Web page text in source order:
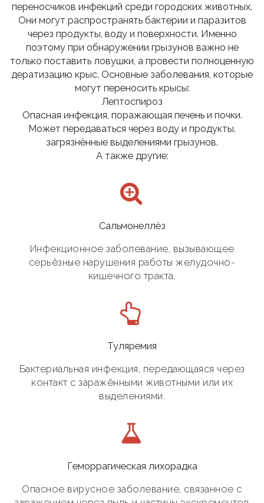
переносчиков инфекций среди городских животных.
Они могут распространять бактерии и паразитов
через продукты, воду и поверхности. Именно
поэтому при обнаружении грызунов важно не
только поставить ловушки, а провести полноценную
дератизацию крыс. Основные заболевания, которые
могут переносить крысы:
Лептоспироз
Опасная инфекция, поражающая печень и почки.
Может передаваться через воду и продукты,
загрязнённые выделениями грызунов.
А также другие:
Сальмонеллёз
Инфекционное заболевание, вызывающее
серьёзные нарушения работы желудочно-
кишечного тракта.
Туляремия
Бактериальная инфекция, передающаяся через
контакт с заражёнными животными или их
выделениями.
Геморрагическая лихорадка
Опасное вирусное заболевание, связанное с